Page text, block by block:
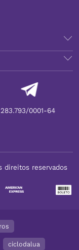
0001-64
direitos reservados
ciclodalua